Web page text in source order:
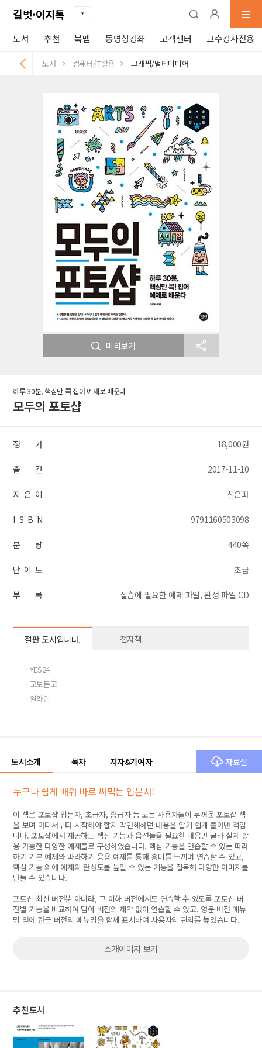
길벗·이지톡
도서 추천 북맵 동영상강좌 고객센터 교수강사전용
도서 컴퓨터/IT활용 그래픽/멀티미디어
미리보기
하루 30분, 핵심만 콕 집어 예제로 배운다
모두의 포토샵
정 가 18,000원
출 간 2017-11-10
지 은 이 신은파
I S B N 9791160503098
분 량 440쪽
난 이 도 초급
부 록 실습에 필요한 예제 파일, 완성 파일 CD
절판 도서입니다. 전자책
· YES24
· 교보문고
· 알라딘
도서소개 목차 저자&기여자 자료실
누구나 쉽게 배워 바로 써먹는 입문서!
이 책은 포토샵 입문자, 초급자, 중급자 등 모든 사용자들이 두꺼운 포토샵 책
을 보며 어디서부터 시작해야 할지 막연해하던 내용을 알기 쉽게 풀어낸 책입
니다. 포토샵에서 제공하는 핵심 기능과 옵션들을 필요한 내용만 골라 실제 활
용 가능한 다양한 예제들로 구성하였습니다. 핵심 기능을 연습할 수 있는 따라
하기 기본 예제와 따라하기 응용 예제를 통해 흥미를 느끼며 연습할 수 있고,
핵심 기능 외에 예제의 완성도를 높일 수 있는 기능을 접목해 다양한 이미지를
만들 수 있습니다.
포토샵 최신 버전뿐 아니라, 그 이하 버전에서도 연습할 수 있도록 포토샵 버
전별 기능을 비교하여 담아 버전의 제약 없이 연습할 수 있고, 영문 버전 메뉴
명 옆에 한글 버전의 메뉴명을 함께 표시하여 사용자의 편의를 높였습니다.
소개이미지 보기
추천도서